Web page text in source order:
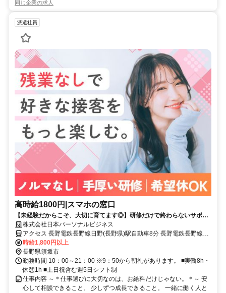
同じ企業の求人
派遣社員
高時給1800円|スマホの窓口
【未経験だからこそ、大切に育てます◎】研修だけで終わらないサポー
ト体制！安心して少しずつ成長できる環境です♪月収32万円以上も目指
せます♪
株式会社日本パーソナルビジネス
アクセス 長野電鉄長野線日野(長野県)駅自動車8分 長野電鉄長野線村
山(長野県)駅自動車6分 長野電鉄長野線須坂駅自動車12分 長野電鉄長
野線柳原(長野県)駅自動車12分 長野電鉄長野線北須坂駅自動車14分
時給1,800円以上
長野県須坂市
勤務時間 10：00～21：00 ※9：50から朝礼があります。 ■実働8h・
休憩1h ■土日祝含む週5日シフト制
仕事内容 ～＊仕事選びに大切なのは、お給料だけじゃない。＊～ 安
心して相談できること。 少しずつ成長できること。 一緒に働く人と